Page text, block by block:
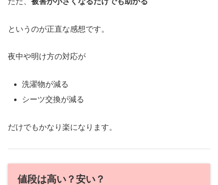
というのが正直な感想です。
夜中や明け方の対応が
洗濯物が減る
シーツ交換が減る
だけでもかなり楽になります。
値段は高い？安い？